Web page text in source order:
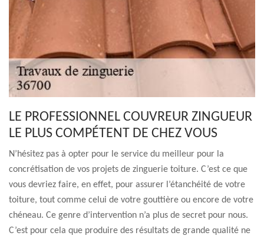
LE PROFESSIONNEL COUVREUR ZINGUEUR
LE PLUS COMPÉTENT DE CHEZ VOUS
N’hésitez pas à opter pour le service du meilleur pour la
concrétisation de vos projets de zinguerie toiture. C’est ce que
vous devriez faire, en effet, pour assurer l’étanchéité de votre
toiture, tout comme celui de votre gouttière ou encore de votre
chéneau. Ce genre d’intervention n’a plus de secret pour nous.
C’est pour cela que produire des résultats de grande qualité ne